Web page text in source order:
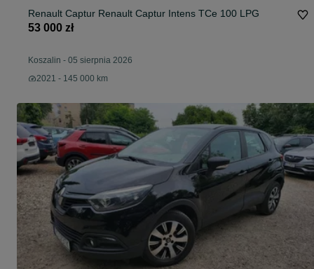
Renault Captur Renault Captur Intens TCe 100 LPG
53 000 zł
Koszalin - 05 sierpnia 2026
2021 - 145 000 km